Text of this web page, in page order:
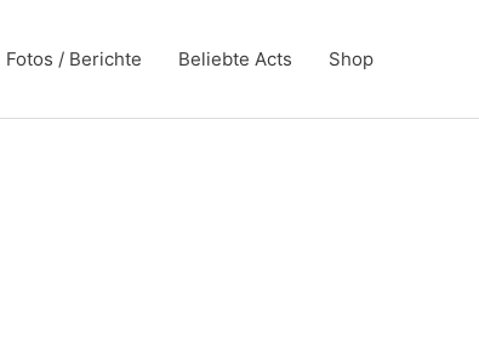
Fotos / Berichte Beliebte Acts Shop